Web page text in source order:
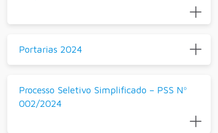
Portarias 2024
Processo Seletivo Simplificado – PSS Nº
002/2024